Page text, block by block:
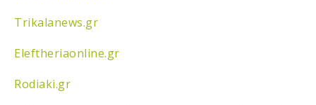
Trikalanews.gr
Eleftheriaonline.gr
Rodiaki.gr